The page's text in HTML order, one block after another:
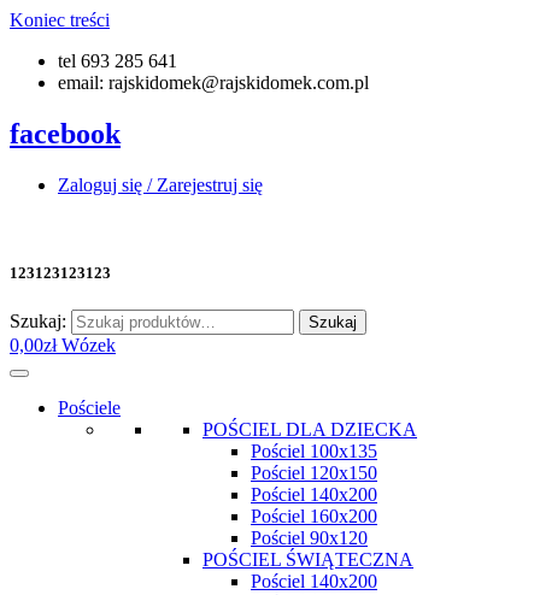
Koniec treści
tel 693 285 641
email: rajskidomek@rajskidomek.com.pl
facebook
Zaloguj się / Zarejestruj się
123123123123
Szukaj: Szukaj
0,00zł Wózek
Pościele
POŚCIEL DLA DZIECKA
Pościel 100x135
Pościel 120x150
Pościel 140x200
Pościel 160x200
Pościel 90x120
POŚCIEL ŚWIĄTECZNA
Pościel 140x200